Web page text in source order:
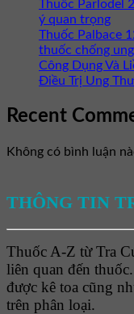
Thuốc Parlodel
ý quan trọng
Thuốc Palbace
thuốc chống
Công Dụng Và
Điều Trị Ung Thư
Recent
Không có bình luận
THÔNG TIN
Thuốc A-Z từ Tra
liên quan đến
được kê toa cũng
trên phân loại.